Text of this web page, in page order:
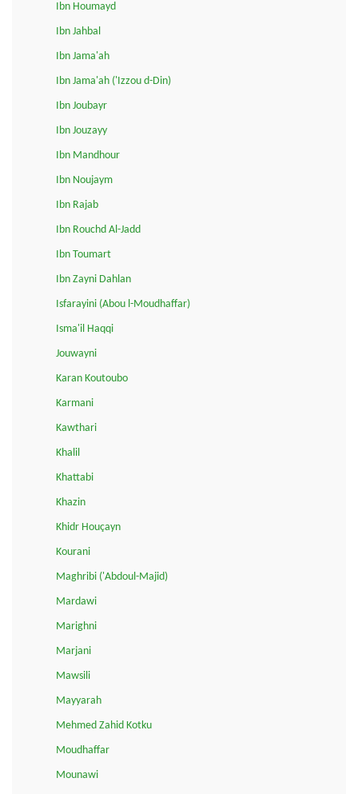
Ibn Houmayd
Ibn Jahbal
Ibn Jama'ah
Ibn Jama'ah ('Izzou d-Din)
Ibn Joubayr
Ibn Jouzayy
Ibn Mandhour
Ibn Noujaym
Ibn Rajab
Ibn Rouchd Al-Jadd
Ibn Toumart
Ibn Zayni Dahlan
Isfarayini (Abou l-Moudhaffar)
Isma'il Haqqi
Jouwayni
Karan Koutoubo
Karmani
Kawthari
Khalil
Khattabi
Khazin
Khidr Houçayn
Kourani
Maghribi ('Abdoul-Majid)
Mardawi
Marighni
Marjani
Mawsili
Mayyarah
Mehmed Zahid Kotku
Moudhaffar
Mounawi